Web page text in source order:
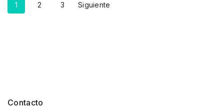
1 2 3 Siguiente
Contacto